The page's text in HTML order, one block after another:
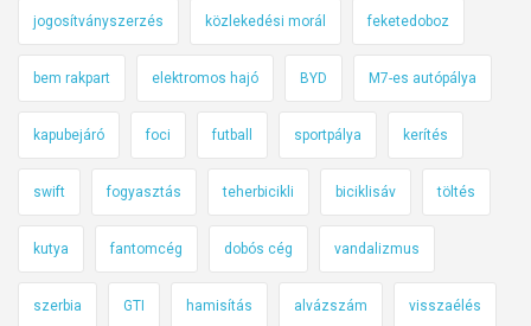
jogosítványszerzés közlekedési morál feketedoboz
bem rakpart elektromos hajó BYD M7-es autópálya
kapubejáró foci futball sportpálya kerítés
swift fogyasztás teherbicikli biciklisáv töltés
kutya fantomcég dobós cég vandalizmus
szerbia GTI hamisítás alvázszám visszaélés